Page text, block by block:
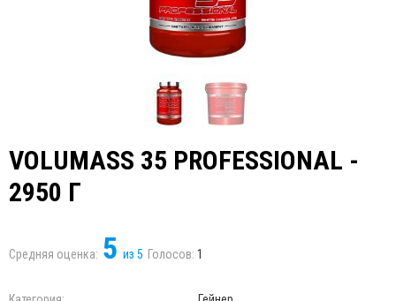
VOLUMASS 35 PROFESSIONAL -
2950 Г
Средняя оценка: 5 из 5 Голосов: 1